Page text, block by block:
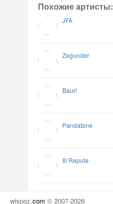
Похожие артисты:
JFA
Zegunder
Bauri
Pandatone
Ill Repute
wispoz.com © 2007-2026